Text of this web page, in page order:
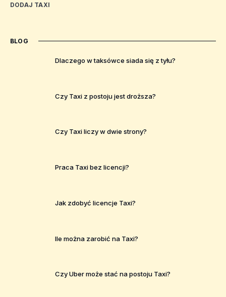
DODAJ TAXI
BLOG
Dlaczego w taksówce siada się z tyłu?
Czy Taxi z postoju jest droższa?
Czy Taxi liczy w dwie strony?
Praca Taxi bez licencji?
Jak zdobyć licencje Taxi?
Ile można zarobić na Taxi?
Czy Uber może stać na postoju Taxi?